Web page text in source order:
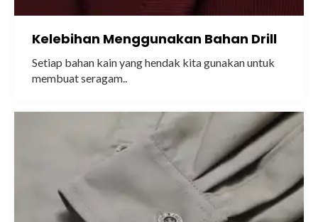
Kelebihan Menggunakan Bahan Drill
Setiap bahan kain yang hendak kita gunakan untuk
membuat seragam..